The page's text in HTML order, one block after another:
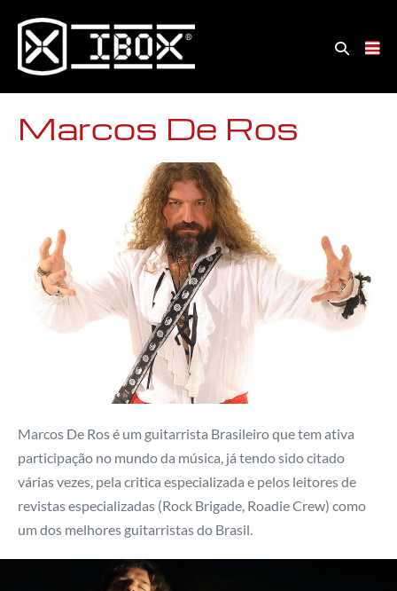
Marcos De Ros
Marcos De Ros é um guitarrista Brasileiro que tem ativa
participação no mundo da música, já tendo sido citado
várias vezes, pela critica especializada e pelos leitores de
revistas especializadas (Rock Brigade, Roadie Crew) como
um dos melhores guitarristas do Brasil.